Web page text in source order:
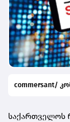
commersant/
საქართველოს